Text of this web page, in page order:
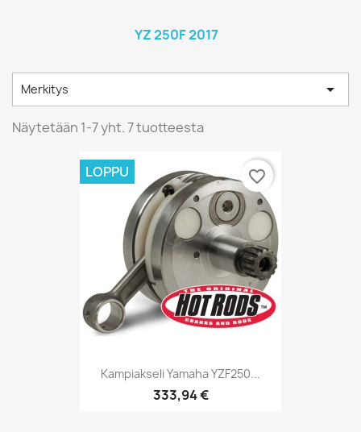
YZ 250F 2017
Merkitys 
Näytetään 1-7 yht. 7 tuotteesta
Kampiakseli Yamaha YZF250...
333,94 €
LOPPU favorite_border